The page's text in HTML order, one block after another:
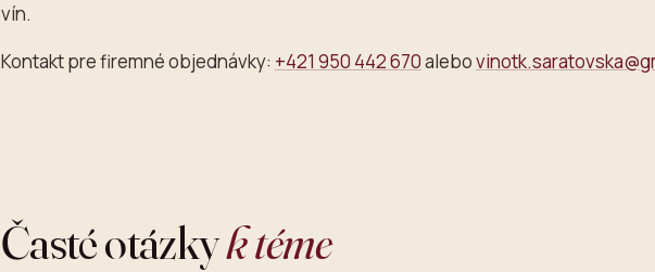
vín.
Kontakt pre firemné objednávky: +421 950 442 670alebo
Časté otázkyk téme